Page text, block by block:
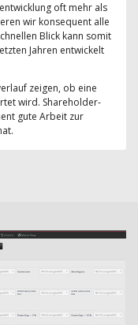
oft mehr als
wir konsequent alle
Blick kann somit
Jahren entwickelt
zeigen, ob eine
wird. Shareholder-
gute Arbeit zur